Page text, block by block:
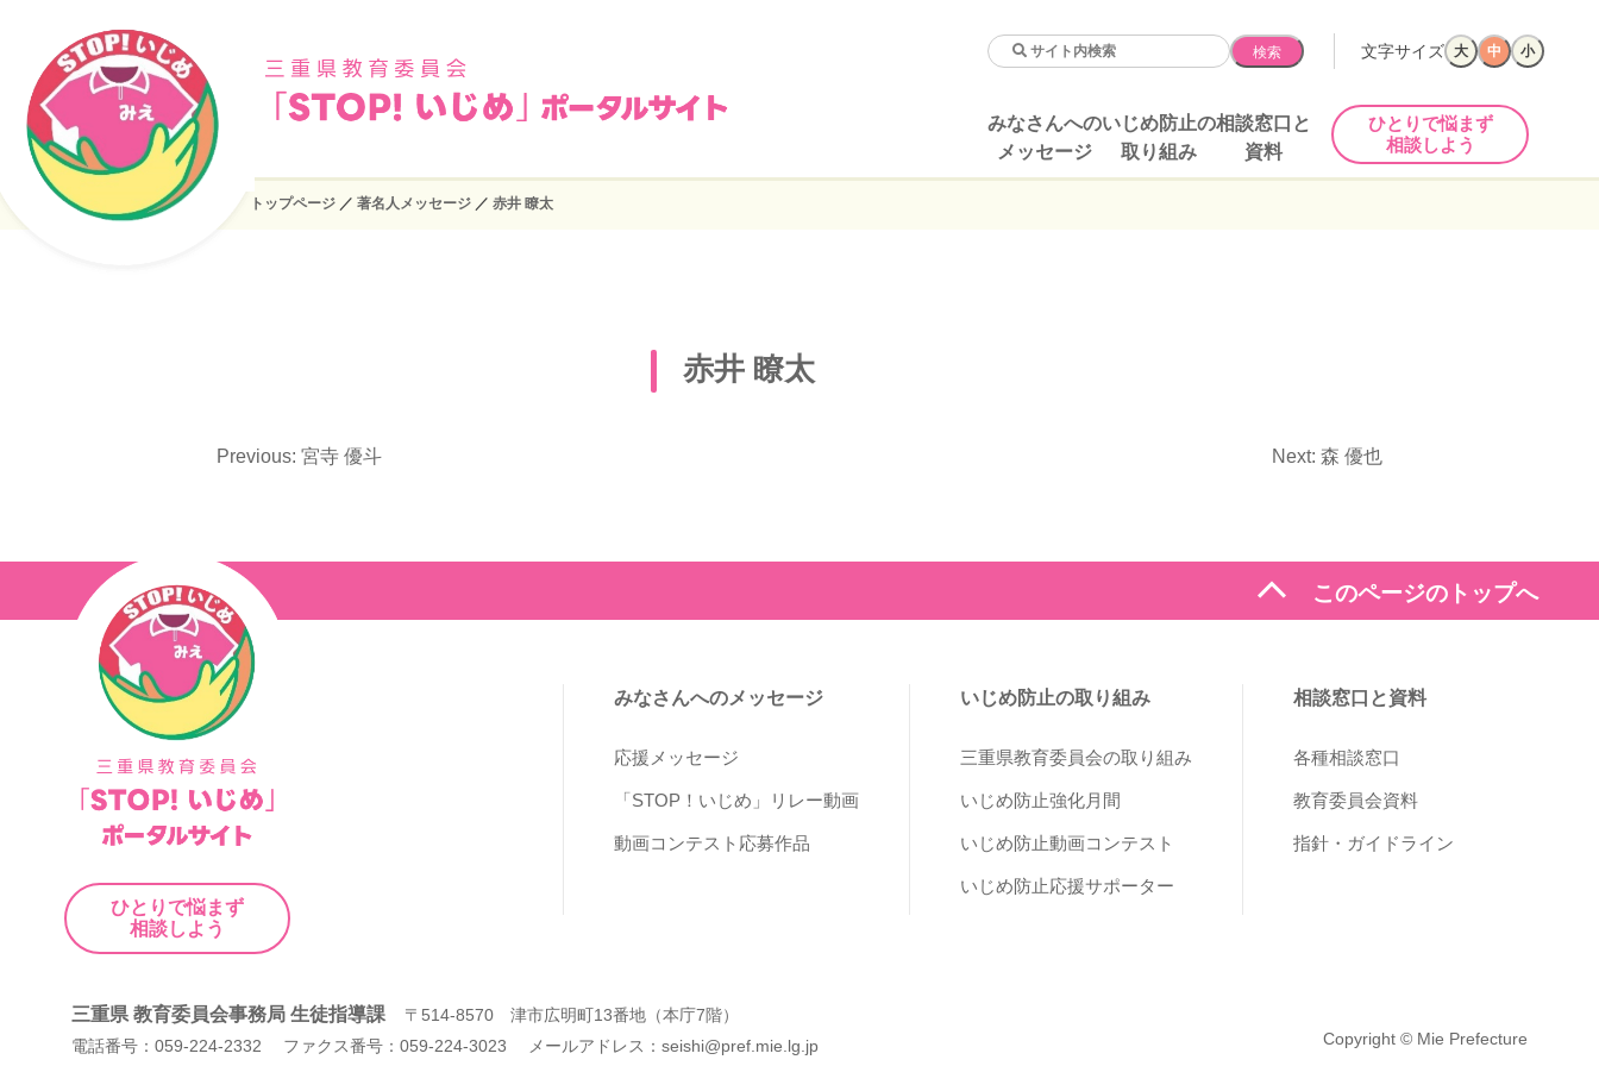
検索 文字サイズ 大 中 小
みなさんへの
メッセージ
いじめ防止の
取り組み
相談窓口と
資料
ひとりで悩まず
相談しよう
トップページ ／ 著名人メッセージ ／ 赤井 瞭太
赤井 瞭太
ナ
ビ
ゲ
ー
シ
ョ
ン
Previous: 宮寺 優斗 Next: 森 優也
ひとりで悩まず
相談しよう
expand_less このページのトップへ
みなさんへのメッセージ
応援メッセージ
「STOP！いじめ」リレー動画
動画コンテスト応募作品
いじめ防止の取り組み
三重県教育委員会の取り組み
いじめ防止強化月間
いじめ防止動画コンテスト
いじめ防止応援サポーター
相談窓口と資料
各種相談窓口
教育委員会資料
指針・ガイドライン
三重県 教育委員会事務局 生徒指導課
〒514-8570 津市広明町13番地（本庁7階）
電話番号：059-224-2332 ファクス番号：059-224-3023 メールアドレス：seishi@pref.mie.lg.jp
Copyright © Mie Prefecture